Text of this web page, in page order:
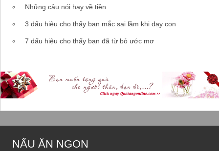
Những câu nói hay về tiền
3 dấu hiệu cho thấy bạn mắc sai lầm khi dạy con
7 dấu hiệu cho thấy bạn đã từ bỏ ước mơ
NẤU ĂN NGON